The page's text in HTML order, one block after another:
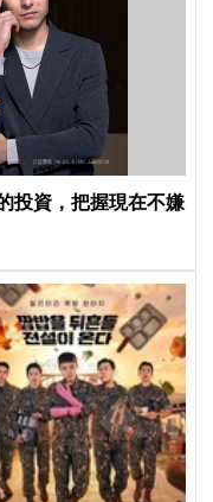
投資，把握現在不嫌